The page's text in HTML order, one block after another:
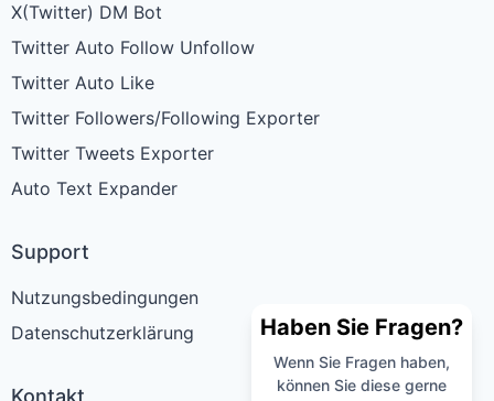
X(Twitter) DM Bot
Twitter Auto Follow Unfollow
Twitter Auto Like
Twitter Followers/Following Exporter
Twitter Tweets Exporter
Auto Text Expander
Support
Nutzungsbedingungen
Datenschutzerklärung
Kontakt
Haben Sie Fragen?
Wenn Sie Fragen haben,
können Sie diese gerne